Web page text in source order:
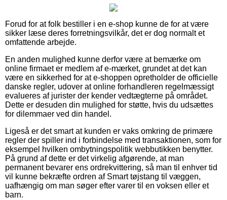
Forud for at folk bestiller i en e-shop kunne de for at være
sikker læse deres forretningsvilkår, det er dog normalt et
omfattende arbejde.
En anden mulighed kunne derfor være at bemærke om
online firmaet er medlem af e-mærket, grundet at det kan
være en sikkerhed for at e-shoppen opretholder de officielle
danske regler, udover at online forhandleren regelmæssigt
evalueres af jurister der kender vedtægterne på området.
Dette er desuden din mulighed for støtte, hvis du udsættes
for dilemmaer ved din handel.
Ligeså er det smart at kunden er vaks omkring de primære
regler der spiller ind i forbindelse med transaktionen, som for
eksempel hvilken ombytningspolitik webbutikken benytter.
På grund af dette er det virkelig afgørende, at man
permanent bevarer ens ordrekvittering, så man til enhver tid
vil kunne bekræfte ordren af Smart tøjstang til væggen,
uafhængig om man søger efter varer til en voksen eller et
barn.